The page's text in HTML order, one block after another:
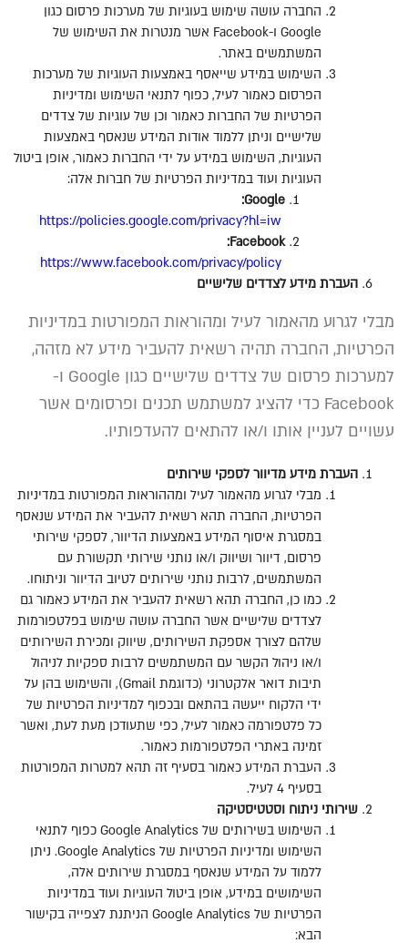
החברה עושה שימוש בעוגיות של מערכות פרסום כגון
Google ו-Facebook
אשר מנטרות את השימוש של
המשתמשים באתר.
השימוש במידע שייאסף באמצעות העוגיות של מערכות
הפרסום כאמור לעיל, כפוף לתנאי השימוש ומדיניות
הפרטיות של החברות כאמור וכן של עוגיות של צדדים
שלישיים וניתן ללמוד אודות המידע שנאסף באמצעות
העוגיות, השימוש במידע על ידי החברות כאמור, אופן ביטול
העוגיות ועוד במדיניות הפרטיות של חברות אלה:
Google:
Facebook:
העברת מידע לצדדים שלישיים
מבלי לגרוע מהאמור לעיל ומהוראות המפורטות במדיניות
הפרטיות, החברה תהיה רשאית להעביר מידע לא מזהה,
למערכות פרסום של צדדים שלישיים כגון
ו-
Facebook כדי להציג למשתמש תכנים ופרסומים אשר
עשויים לעניין אותו ו/או להתאים להעדפותיו.
העברת מידע מדיוור לספקי שירותים
מבלי לגרוע מהאמור לעיל ומההוראות המפורטות במדיניות
הפרטיות, החברה תהא רשאית להעביר את המידע שנאסף
במסגרת איסוף המידע באמצעות הדיוור, לספקי שירותי
פרסום, דיוור ושיווק ו/או נותני שירותי תקשורת עם
המשתמשים, לרבות נותני שירותים לטיוב הדיוור וניתוחו.
כמו כן, החברה תהא רשאית להעביר את המידע כאמור גם
לצדדים שלישיים אשר החברה עושה שימוש בפלטפורמות
שלהם לצורך אספקת השירותים, שיווק ומכירת השירותים
ו/או ניהול הקשר עם המשתמשים לרבות ספקיות לניהול
תיבות דואר אלקטרוני (כדוגמת
והשימוש בהן על
ידי הלקוח ייעשה בהתאם ובכפוף למדיניות הפרטיות של
כל פלטפורמה כאמור לעיל, כפי שתעודכן מעת לעת, ואשר
זמינה באתרי הפלטפורמות כאמור.
העברת המידע כאמור בסעיף זה תהא למטרות המפורטות
בסעיף
לעיל.
שירותי ניתוח וסטטיסטיקה
השימוש בשירותים של
כפוף לתנאי
השימוש ומדיניות הפרטיות של
ניתן
ללמוד על המידע שנאסף במסגרת שירותים אלה,
השימושים במידע, אופן ביטול העוגיות ועוד במדיניות
הפרטיות של
הניתנת לצפייה בקישור
הבא: